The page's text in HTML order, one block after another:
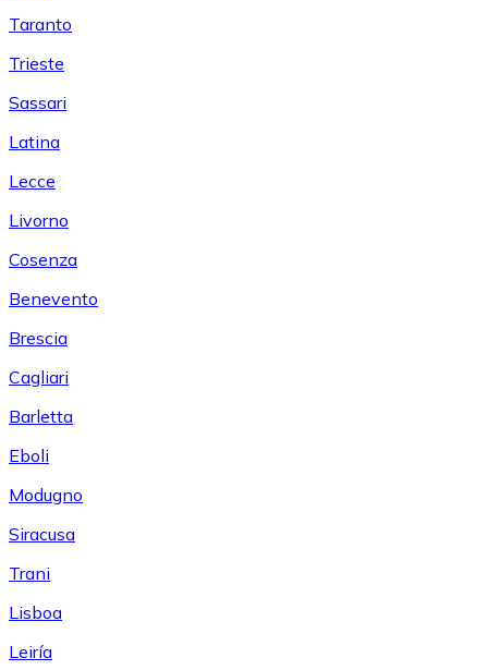
Taranto
Trieste
Sassari
Latina
Lecce
Livorno
Cosenza
Benevento
Brescia
Cagliari
Barletta
Eboli
Modugno
Siracusa
Trani
Lisboa
Leiría